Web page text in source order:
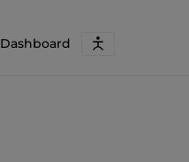
Dashboard